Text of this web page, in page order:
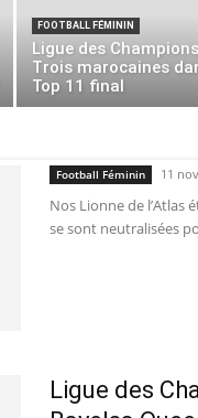
FOOTBALL FÉMININ
Ligue des
Trois marocaines
Top 11 final
Football Féminin 11
Nos Lionne de l’Atlas
se sont neutralisées
Ligue des